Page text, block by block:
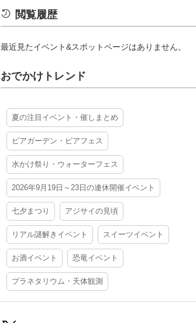
閲覧履歴
最近見たイベント&スポットページはありません。
おでかけトレンド
夏の注目イベント・催しまとめ
ビアガーデン・ビアフェス
水かけ祭り・ウォーターフェス
2026年9月19日～23日の連休開催イベント
七夕まつり アジサイの見頃
リアル謎解きイベント スイーツイベント
お酒イベント 恐竜イベント
プラネタリウム・天体観測